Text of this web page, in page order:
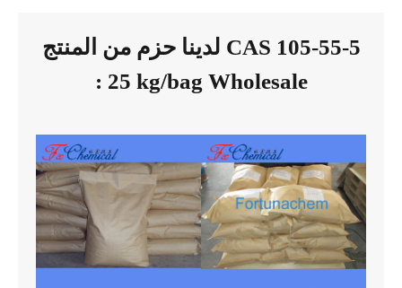
لدينا حزم من المنتج CAS 105-55-5
: 25 kg/bag Wholesale